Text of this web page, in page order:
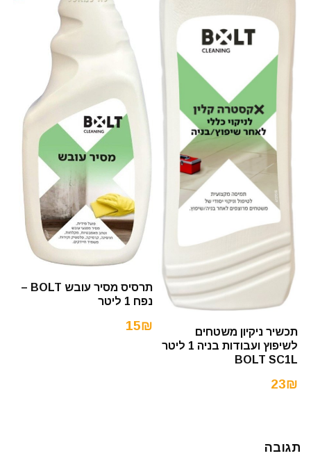
תכשיר ניקיון משטחים
לשיפוץ ועבודות בניה 1 ליטר
BOLT SC1L
23₪
תרסיס מסיר עובש BOLT –
נפח 1 ליטר
15₪
תגובה